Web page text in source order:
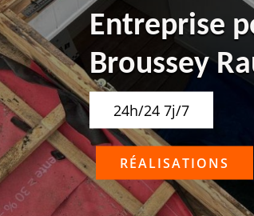
Entreprise
Broussey
24h/24 7j/7
RÉALISATIONS